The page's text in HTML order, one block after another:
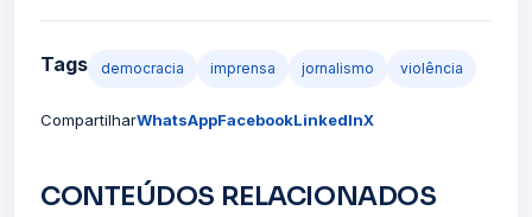
Tags democracia imprensa jornalismo violência
CompartilharWhatsAppFacebookLinkedInX
CONTEÚDOS RELACIONADOS